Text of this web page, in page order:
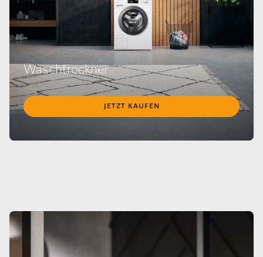
Waschtrockner
JETZT KAUFEN